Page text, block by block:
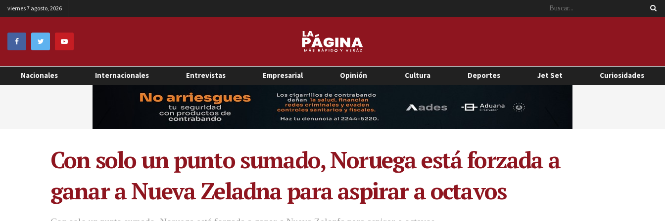
viernes 7 agosto, 2026
Nacionales Internacionales Entrevistas Empresarial Opinión Cultura Deportes Jet Set Curiosidades
Con solo un punto sumado, Noruega está forzada a
ganar a Nueva Zeladna para aspirar a octavos